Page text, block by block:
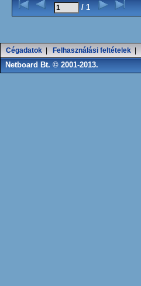
/ 1
Cégadatok Felhasználási feltételek
Netboard Bt. © 2001-2013.